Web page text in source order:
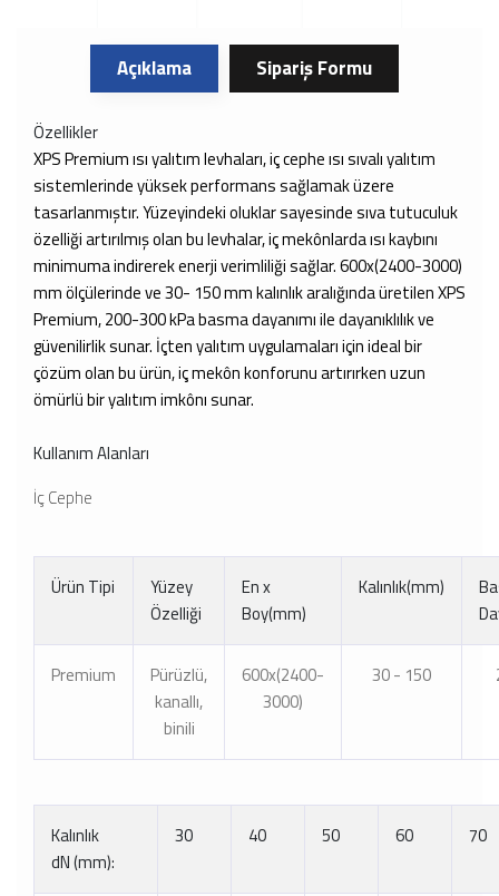
Açıklama Sipariş Formu
Özellikler
XPS Premium ısı yalıtım levhaları, iç cephe ısı sıvalı yalıtım
sistemlerinde yüksek performans sağlamak üzere
tasarlanmıştır. Yüzeyindeki oluklar sayesinde sıva tutuculuk
özelliği artırılmış olan bu levhalar, iç mekônlarda ısı kaybını
minimuma indirerek enerji verimliliği sağlar. 600x(2400-3000)
mm ölçülerinde ve 30- 150 mm kalınlık aralığında üretilen XPS
Premium, 200-300 kPa basma dayanımı ile dayanıklılık ve
güvenilirlik sunar. İçten yalıtım uygulamaları için ideal bir
çözüm olan bu ürün, iç mekôn konforunu artırırken uzun
ömürlü bir yalıtım imkônı sunar.
Kullanım Alanları
İç Cephe
Ürün Tipi
Yüzey
Özelliği
En x
Boy(mm)
Kalınlık(mm)
Premium
Pürüzlü,
kanallı,
binili
600x(2400-
3000)
30 - 150
Kalınlık
dN (mm):
30 40 50 60 70